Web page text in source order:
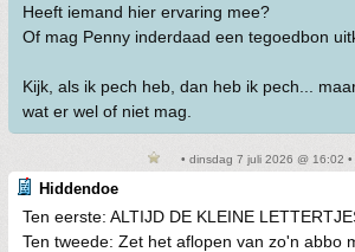
Heeft iemand hier ervaring mee?
Of mag Penny inderdaad een tegoedbon
Kijk, als ik pech heb, dan heb ik pech...
wat er wel of niet mag.
• dinsdag 7 juli 2026 @ 16:02 •
Hiddendoe
Ten eerste: ALTIJD DE KLEINE
Ten tweede: Zet het aflopen van zo'n abbo